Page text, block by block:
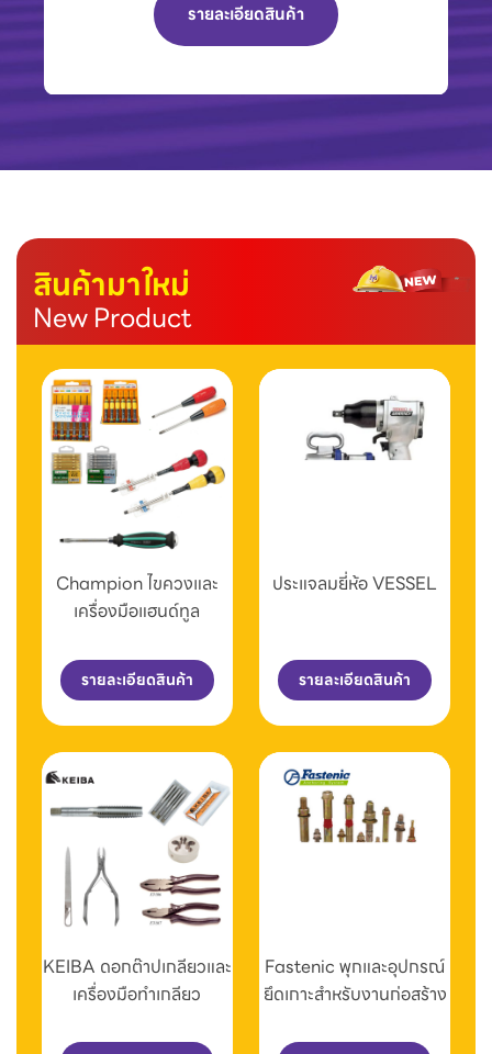
รายละเอียดสินค้า
สินค้ามาใหม่
New Product
Champion ไขควงและ
เครื่องมือแฮนด์ทูล
รายละเอียดสินค้า
ประแจลมยี่ห้อ VESSEL
รายละเอียดสินค้า
KEIBA ดอกต๊าปเกลียวและ
เครื่องมือทำเกลียว
Fastenic พุกและอุปกรณ์
ยึดเกาะสำหรับงานก่อสร้าง